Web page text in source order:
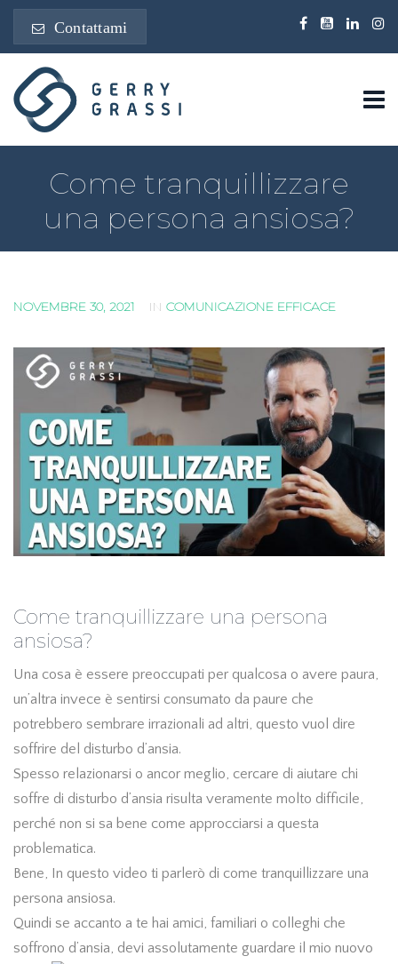
Contattami
Come tranquillizzare
una persona ansiosa?
NOVEMBRE 30, 2021 IN COMUNICAZIONE EFFICACE
Come tranquillizzare una persona
ansiosa?
Una cosa è essere preoccupati per qualcosa o avere paura,
un’altra invece è sentirsi consumato da paure che
potrebbero sembrare irrazionali ad altri, questo vuol dire
soffrire del disturbo d’ansia.
Spesso relazionarsi o ancor meglio, cercare di aiutare chi
soffre di disturbo d’ansia risulta veramente molto difficile,
perché non si sa bene come approcciarsi a questa
problematica.
Bene, In questo video ti parlerò di come tranquillizzare una
persona ansiosa.
Quindi se accanto a te hai amici, familiari o colleghi che
soffrono d’ansia, devi assolutamente guardare il mio nuovo